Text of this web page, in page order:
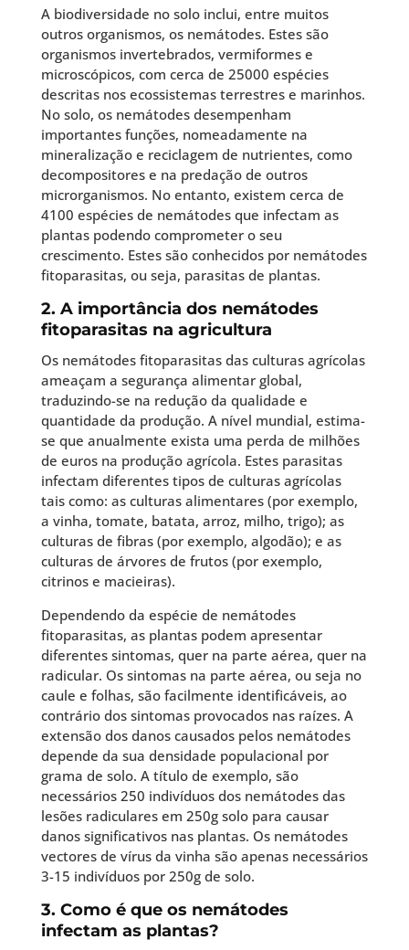
A biodiversidade no solo inclui, entre muitos
outros organismos, os nemátodes. Estes são
organismos invertebrados, vermiformes e
microscópicos, com cerca de 25000 espécies
descritas nos ecossistemas terrestres e marinhos.
No solo, os nemátodes desempenham
importantes funções, nomeadamente na
mineralização e reciclagem de nutrientes, como
decompositores e na predação de outros
microrganismos. No entanto, existem cerca de
4100 espécies de nemátodes que infectam as
plantas podendo comprometer o seu
crescimento. Estes são conhecidos por nemátodes
fitoparasitas, ou seja, parasitas de plantas.
2. A importância dos nemátodes
fitoparasitas na agricultura
Os nemátodes fitoparasitas das culturas agrícolas
ameaçam a segurança alimentar global,
traduzindo-se na redução da qualidade e
quantidade da produção. A nível mundial, estima-
se que anualmente exista uma perda de milhões
de euros na produção agrícola. Estes parasitas
infectam diferentes tipos de culturas agrícolas
tais como: as culturas alimentares (por exemplo,
a vinha, tomate, batata, arroz, milho, trigo); as
culturas de fibras (por exemplo, algodão); e as
culturas de árvores de frutos (por exemplo,
citrinos e macieiras).
Dependendo da espécie de nemátodes
fitoparasitas, as plantas podem apresentar
diferentes sintomas, quer na parte aérea, quer na
radicular. Os sintomas na parte aérea, ou seja no
caule e folhas, são facilmente identificáveis, ao
contrário dos sintomas provocados nas raízes. A
extensão dos danos causados pelos nemátodes
depende da sua densidade populacional por
grama de solo. A título de exemplo, são
necessários 250 indivíduos dos nemátodes das
lesões radiculares em 250g solo para causar
danos significativos nas plantas. Os nemátodes
vectores de vírus da vinha são apenas necessários
3-15 indivíduos por 250g de solo.
3. Como é que os nemátodes
infectam as plantas?